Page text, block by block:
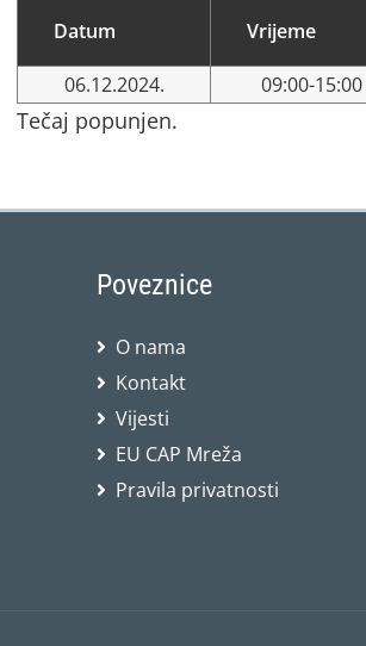
Datum Vrijeme
06.12.2024. 09:00-15:00
Tečaj popunjen.
Poveznice
O nama
Kontakt
Vijesti
EU CAP Mreža
Pravila privatnosti